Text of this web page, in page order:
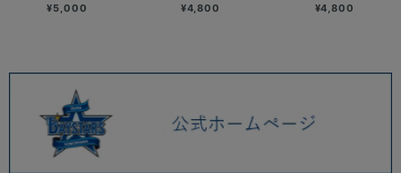
¥5,000 ¥4,800 ¥4,800